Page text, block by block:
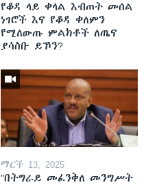
የቆዳ ላይ ቀላል እብጠት መሰል
ነገሮች እና የቆዳ ቀለምን
የሚለውጡ ምልክቶች ለጤና
ያሳስቡ ይኾን?
ማርች 13, 2025
"በትግራይ መፈንቅለ መንግሥት